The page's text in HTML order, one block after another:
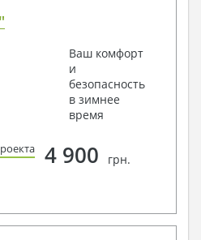
Ваш комфорт
и
безопасность
в зимнее
время
4 900 грн.